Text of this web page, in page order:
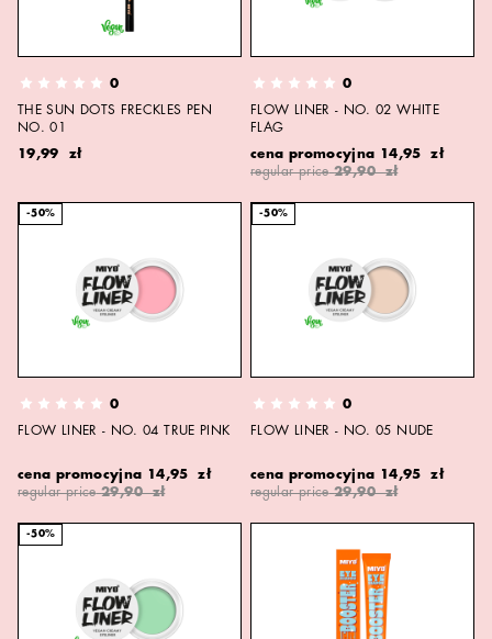
0
THE SUN DOTS FRECKLES PEN
NO. 01
19,99 zł
0
FLOW LINER - NO. 02 WHITE
FLAG
cena promocyjna 14,95 zł
regular price 29,90 zł
-50%
0
FLOW LINER - NO. 04 TRUE PINK
cena promocyjna 14,95 zł
regular price 29,90 zł
-50%
0
FLOW LINER - NO. 05 NUDE
cena promocyjna 14,95 zł
regular price 29,90 zł
-50%